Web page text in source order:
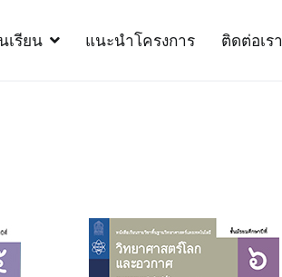
เรียน แนะนำโครงการ ติดต่อเรา